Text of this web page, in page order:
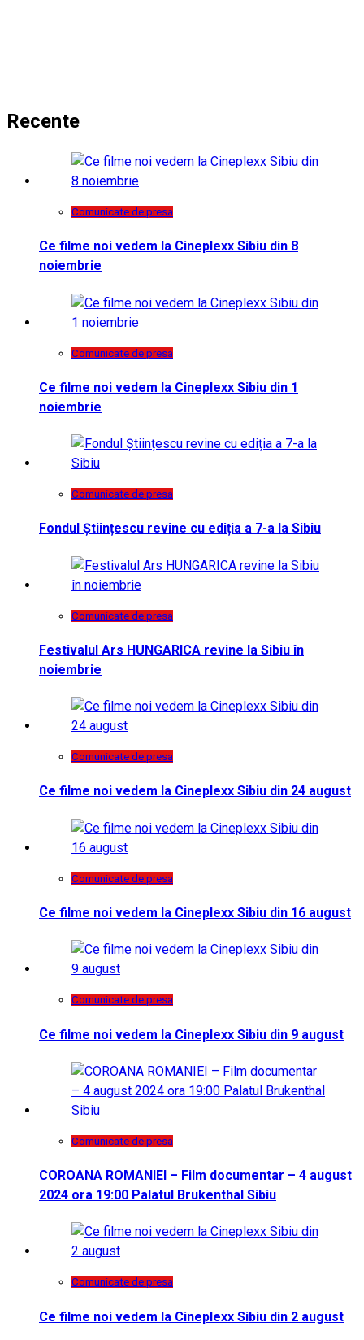
Recente
Comunicate de presa
Ce filme noi vedem la Cineplexx Sibiu din 8
noiembrie
Comunicate de presa
Ce filme noi vedem la Cineplexx Sibiu din 1
noiembrie
Comunicate de presa
Fondul Științescu revine cu ediția a 7-a la Sibiu
Comunicate de presa
Festivalul Ars HUNGARICA revine la Sibiu în
noiembrie
Comunicate de presa
Ce filme noi vedem la Cineplexx Sibiu din 24 august
Comunicate de presa
Ce filme noi vedem la Cineplexx Sibiu din 16 august
Comunicate de presa
Ce filme noi vedem la Cineplexx Sibiu din 9 august
Comunicate de presa
COROANA ROMANIEI – Film documentar – 4 august
2024 ora 19:00 Palatul Brukenthal Sibiu
Comunicate de presa
Ce filme noi vedem la Cineplexx Sibiu din 2 august